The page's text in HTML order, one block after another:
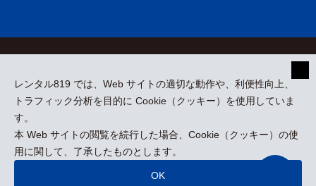
レンタル819 では、Web サイトの適切な動作や、利便性向上、
トラフィック分析を目的に Cookie（クッキー）を使用していま
す。
本 Web サイトの閲覧を続行した場合、Cookie（クッキー）の使
用に関して、了承したものとします。
OK
採用情報
プレスリリース
kizuki Rental Service © All Rights Reserved.